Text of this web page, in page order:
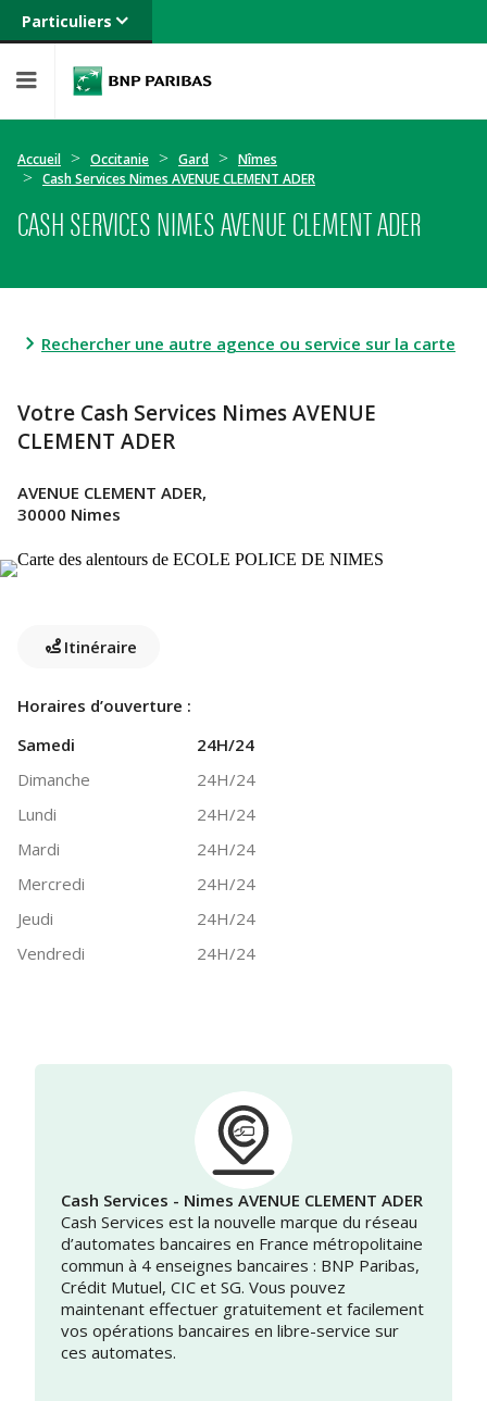
Particuliers
Banque privée
Entreprises
Accueil Occitanie Gard
Nîmes
Cash Services Nimes AVENUE CLEMENT ADER
CASH SERVICES NIMES AVENUE CLEMENT ADER
Rechercher une autre agence ou service sur la carte
Votre Cash Services Nimes AVENUE
CLEMENT ADER
AVENUE CLEMENT ADER,
30000 Nimes
Itinéraire
Horaires d’ouverture :
Samedi
24H/24
Dimanche
24H/24
Lundi
24H/24
Mardi
24H/24
Mercredi
24H/24
Jeudi
24H/24
Vendredi
24H/24
Cash Services - Nimes AVENUE CLEMENT ADER
Cash Services est la nouvelle marque du réseau
d’automates bancaires en France métropolitaine
commun à 4 enseignes bancaires : BNP Paribas,
Crédit Mutuel, CIC et SG. Vous pouvez
maintenant effectuer gratuitement et facilement
vos opérations bancaires en libre-service sur
ces automates.